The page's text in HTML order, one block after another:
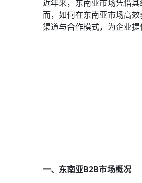
近年来，东南亚市场凭借
而，如何在东南亚市场高
渠道与合作模式，为企业提
一、东南亚B2B市场概况